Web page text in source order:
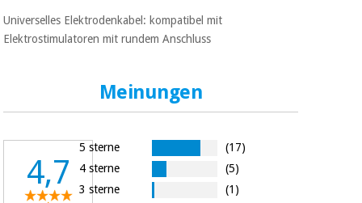
Sanitärkleiderschränke
Chirurgische
instrumente
(ausverkauf)
und
pilates
spiele
Sanitärkleiderschränke
Universelles Elektrodenkabel: kompatibel mit
Elektrostimulatoren mit rundem Anschluss
Meinungen
4,7
5 sterne
(17)
4 sterne
(5)
3 sterne
(1)